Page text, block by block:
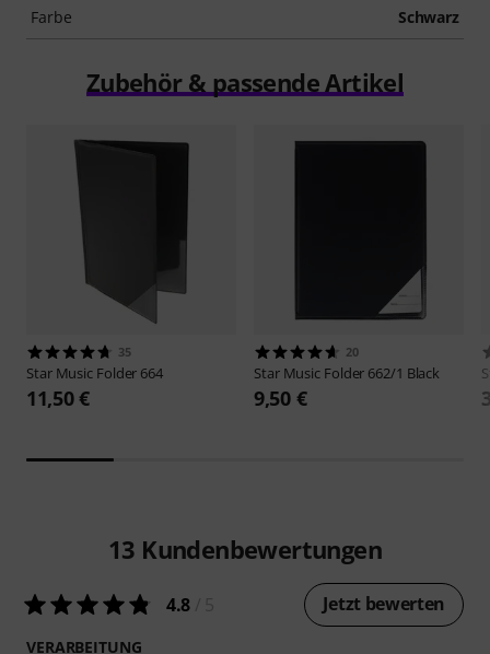
Farbe Schwarz
Zubehör & passende Artikel
35
Star Music Folder 664
11,50 €
20
Star Music Folder 662/1 Black
9,50 €
13 Kundenbewertungen
4.8 Jetzt bewerten
VERARBEITUNG